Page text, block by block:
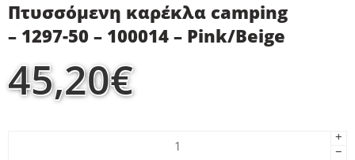
Πτυσσόμενη καρέκλα camping
– 1297-50 – 100014 – Pink/Beige
45,20€
+
−